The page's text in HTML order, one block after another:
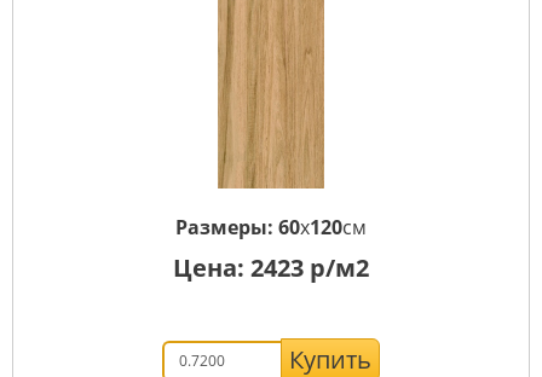
Размеры: 60x120см
Цена: 2423 р/м2
Купить